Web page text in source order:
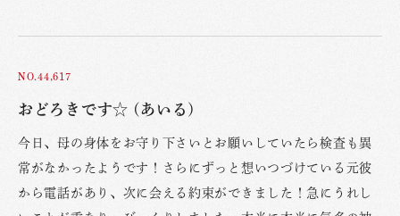
NO.44,617
おどろきです☆ (あいる)
今日、母の身体をお守り下さいとお願いしていたら検査も異
常がなかったようです！さらにずっと想いつづけている元彼
から電話があり、次に会える約束ができました！急にうれし